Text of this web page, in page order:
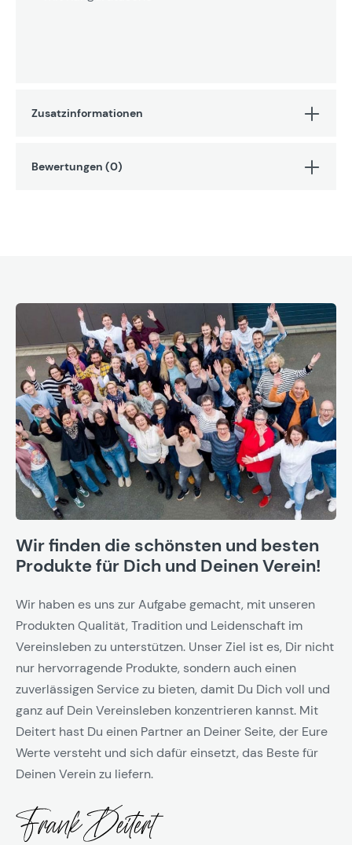
Zusatzinformationen
Bewertungen (0)
Wir finden die schönsten und besten
Produkte für Dich und Deinen Verein!
Wir haben es uns zur Aufgabe gemacht, mit unseren
Produkten Qualität, Tradition und Leidenschaft im
Vereinsleben zu unterstützen. Unser Ziel ist es, Dir nicht
nur hervorragende Produkte, sondern auch einen
zuverlässigen Service zu bieten, damit Du Dich voll und
ganz auf Dein Vereinsleben konzentrieren kannst. Mit
Deitert hast Du einen Partner an Deiner Seite, der Eure
Werte versteht und sich dafür einsetzt, das Beste für
Deinen Verein zu liefern.